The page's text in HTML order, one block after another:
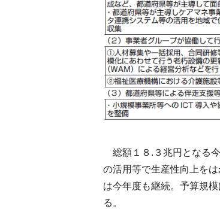
総額１８.３兆円となる
の活用等で生産性向上を
は今年度も継続。予算規
る。